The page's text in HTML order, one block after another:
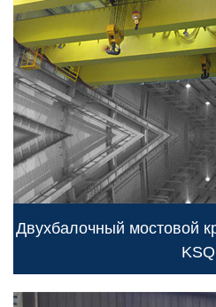
Двухбалочный мостовой
KSQ